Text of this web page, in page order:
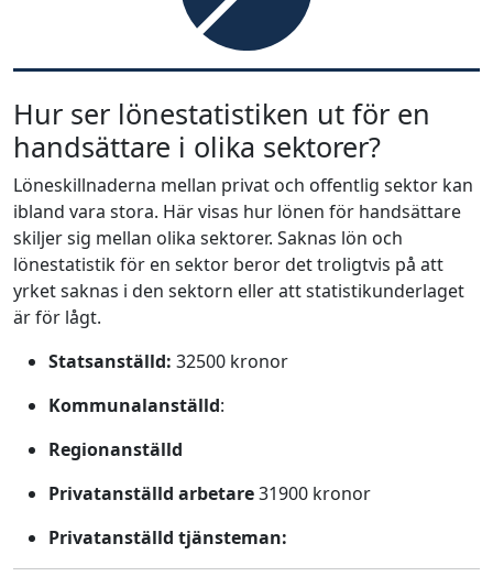
Hur ser lönestatistiken ut för en
handsättare i olika sektorer?
Löneskillnaderna mellan privat och offentlig sektor kan
ibland vara stora. Här visas hur lönen för handsättare
skiljer sig mellan olika sektorer. Saknas lön och
lönestatistik för en sektor beror det troligtvis på att
yrket saknas i den sektorn eller att statistikunderlaget
är för lågt.
Statsanställd: 32500 kronor
Kommunalanställd:
Regionanställd
Privatanställd arbetare31900 kronor
Privatanställd tjänsteman: